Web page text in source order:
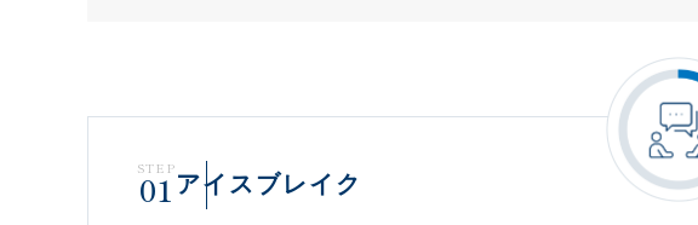
STEP
01 アイスブレイク